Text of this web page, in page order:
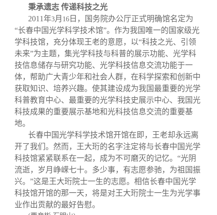
秉承遗志 传递科技之光
2011年3月 16 日 ，国务院办公厅正式明确馆名定为
“长春中国光学科学技术馆”。作为我国唯一的国家级光
学科技馆，充分体现王老的意愿，以“科技之光、引领
未来”为主题，集光学科技与科普的展示功能、光学科
技信息储存与研究功能、光学科技信息交流功能于一
体，帮助广大青少年和社会人群，在科学探索和创新中
获取知识、培养兴趣。使其建设成为我国最重要的光学
科普教育中心、最重要的光学科技史展示中心、我国光
科技成果的重要展示基地和光科技信息交流的重要基
地。
长春中国光学科学技术馆开馆在即，王老却永远离
开了我们。然而，王大珩的名字注定将与长春中国光学
科技馆紧紧联系在一起，成为不可磨灭的记忆。“光阴
流逝，岁月峥嵘七十。多少事，有志愿参驰，为祖国振
兴。”这是王大珩院士一生的志愿。相信长春中国光学
科技馆开馆的那一天，将是对王大珩院士一生为光学事
业作出贡献的最好告慰。